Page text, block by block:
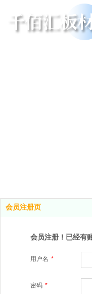
会员注册页
会员注册！已经有
用户名 *
密码 *